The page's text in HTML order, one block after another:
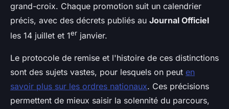
grand-croix. Chaque promotion suit un calendrier
précis, avec des décrets publiés au Journal Officiel
les 14 juillet et 1er janvier.
Le protocole de remise et l'histoire de ces distinctions
sont des sujets vastes, pour lesquels on peut en
savoir plus sur les ordres nationaux. Ces précisions
permettent de mieux saisir la solennité du parcours,